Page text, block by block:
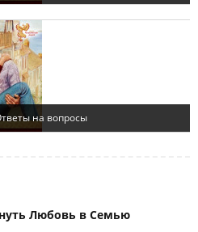
Любовь в Семью